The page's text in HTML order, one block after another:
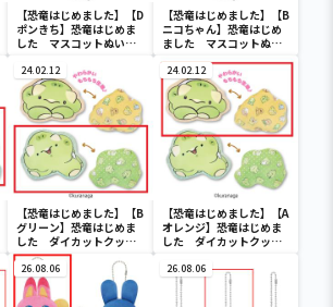
【恐竜はじめました】【D
ポンきち】恐竜はじめま
した マスコットぬいぐ
【恐竜はじめました】【B
ニコちゃん】恐竜はじめ
ました マスコットぬい
24.02.12
【恐竜はじめました】【B
グリーン】恐竜はじめま
した ダイカットクッシ
ョン
24.02.12
【恐竜はじめました】【A
オレンジ】恐竜はじめま
した ダイカットクッシ
26.08.06 26.08.06